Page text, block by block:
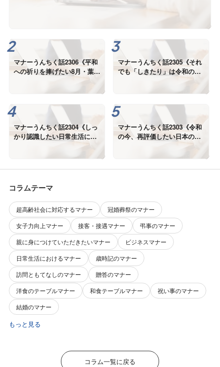
マナーうんちく話2306《平和
への祈りを捧げたい8月・葉
マナーうんちく話2305《それ
でも「しきたり」は令和の
今、本当に必要なの？》
マナーうんちく話2304《しっ
かり認識したい日常生活にお
ける「しきたり」の役割》
マナーうんちく話2303《令和
の今、再評価したい日本の美
コラムテーマ
超高齢社会に対応するマナー
冠婚葬祭のマナー
女子力向上マナー
接客・接遇マナー
弔事のマナー
親に身につけていただきたいマナー
ビジネスマナー
日常生活におけるマナー
歳時記のマナー
訪問ともてなしのマナー
贈答のマナー
洋食のテーブルマナー
和食テーブルマナー
祝い事のマナー
結婚のマナー
もっと見る
コラム一覧に戻る